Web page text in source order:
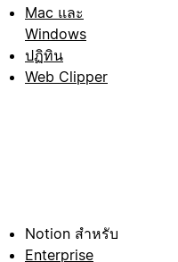
Mac และ
Windows
ปฏิทิน
Web Clipper
Notion สำหรับ
Enterprise